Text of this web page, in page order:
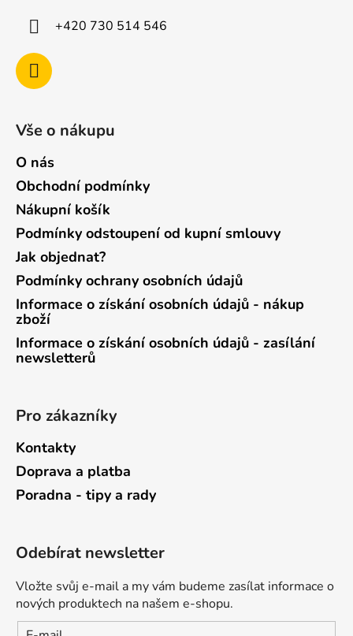
+420 730 514 546
Vše o nákupu
O nás
Obchodní podmínky
Nákupní košík
Podmínky odstoupení od kupní smlouvy
Jak objednat?
Podmínky ochrany osobních údajů
Informace o získání osobních údajů - nákup
zboží
Informace o získání osobních údajů - zasílání
newsletterů
Pro zákazníky
Kontakty
Doprava a platba
Poradna - tipy a rady
Odebírat newsletter
Vložte svůj e-mail a my vám budeme zasílat informace o
nových produktech na našem e-shopu.